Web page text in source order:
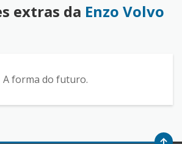
extras da Enzo Volvo
A forma do futuro.